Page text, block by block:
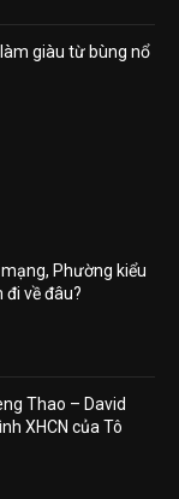
giàu từ bùng nổ
Phường kiểu
đi về đâu?
Thao – David
XHCN của Tô